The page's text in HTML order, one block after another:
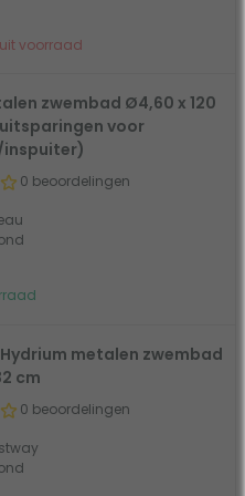
voorraad
zwembad Ø4,60 x 120
voor
0 beoordelingen
metalen zwembad
cm
0 beoordelingen